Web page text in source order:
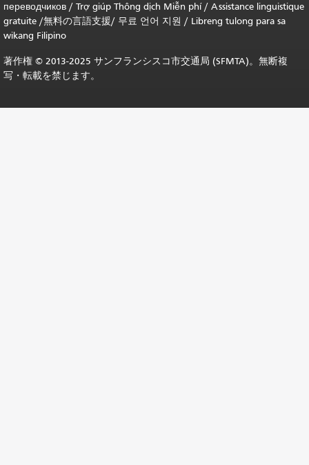
переводчиков / Trợ giúp Thông dịch Miễn phí/ Assistance linguistique
gratuite /無料の言語支援/ 무료 언어 지원 / Libreng tulong para sa
wikang Filipino
著作権 © 2013-2025 サンフランシスコ市交通局 (SFMTA)。無断複
写・転載を禁じます。